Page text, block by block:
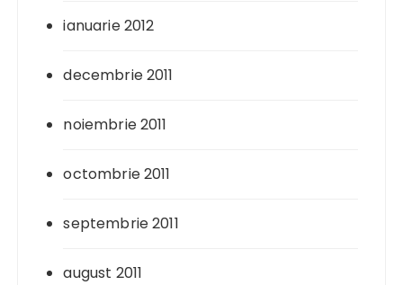
ianuarie 2012
decembrie 2011
noiembrie 2011
octombrie 2011
septembrie 2011
august 2011